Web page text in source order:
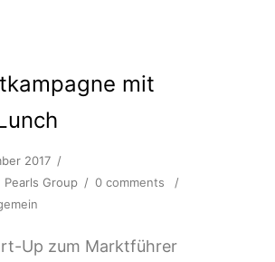
mit
2017 /
Pearls Group / 0 comments
/
Up zum Marktführer